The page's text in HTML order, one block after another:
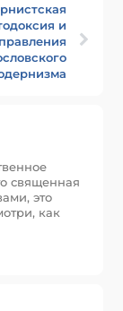
и
священная
это
как